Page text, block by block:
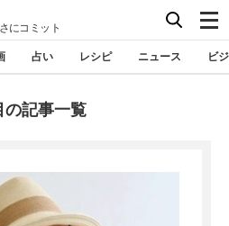
にコミット
占い レシピ ニュース ビ
の記事一覧